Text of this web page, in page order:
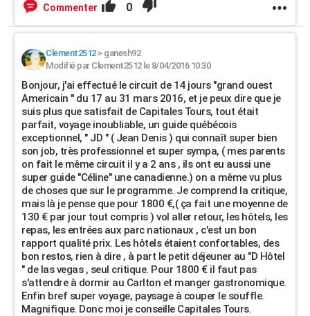
Commenter 0
Clement2512> ganesh92
Modifié par Clement2512 le 8/04/2016 10:30
Bonjour, j'ai effectué le circuit de 14 jours "grand ouest
Americain " du 17 au 31 mars 2016, et je peux dire que je
suis plus que satisfait de Capitales Tours, tout était
parfait, voyage inoubliable, un guide québécois
exceptionnel, " JD " ( Jean Denis ) qui connaît super bien
son job, très professionnel et super sympa, ( mes parents
on fait le même circuit il y a 2 ans , ils ont eu aussi une
super guide "Céline" une canadienne.) on a même vu plus
de choses que sur le programme. Je comprend la critique,
mais là je pense que pour 1800 €,( ça fait une moyenne de
130 € par jour tout compris ) vol aller retour, les hôtels, les
repas, les entrées aux parc nationaux , c'est un bon
rapport qualité prix. Les hôtels étaient confortables, des
bon restos, rien à dire , à part le petit déjeuner au "D Hôtel
" de las vegas , seul critique. Pour 1800 € il faut pas
s'attendre à dormir au Carlton et manger gastronomique.
Enfin bref super voyage, paysage à couper le souffle.
Magnifique. Donc moi je conseille Capitales Tours.